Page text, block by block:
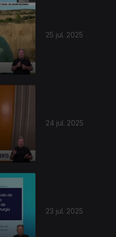
25 jul. 2025
24 jul. 2025
23 jul. 2025